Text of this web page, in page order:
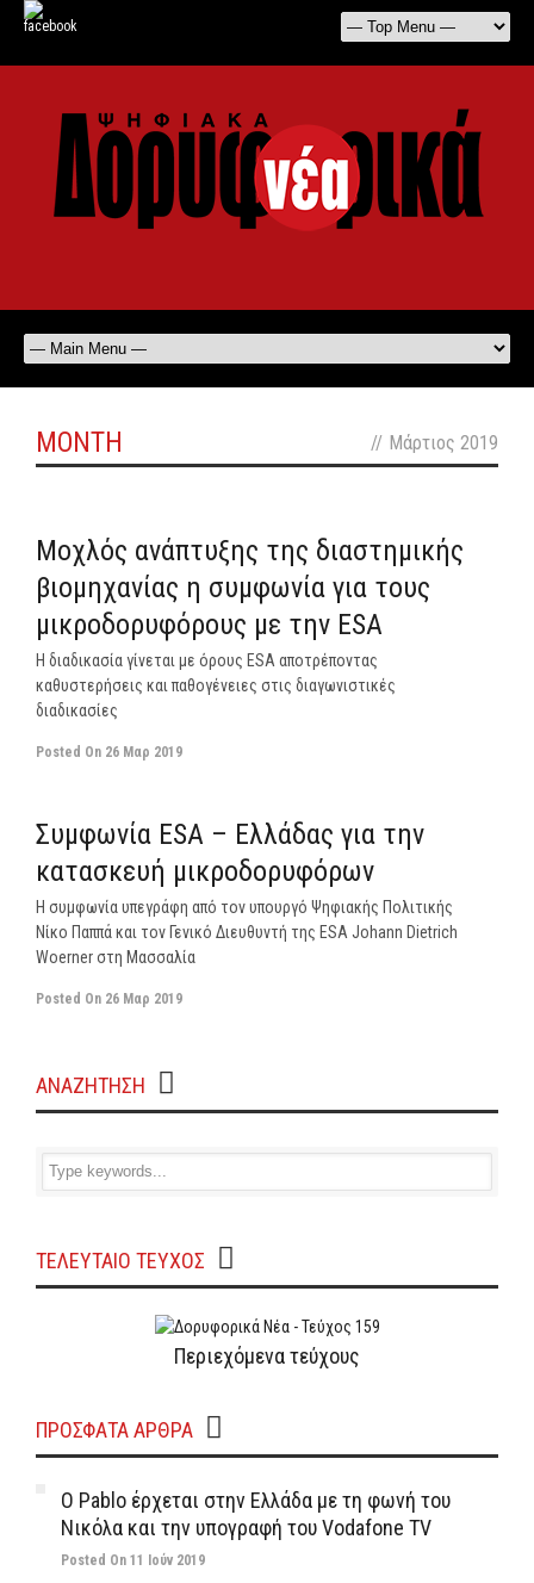
MONTH // Μάρτιος 2019
Μοχλός ανάπτυξης της διαστημικής
βιομηχανίας η συμφωνία για τους
μικροδορυφόρους με την ESA
Η διαδικασία γίνεται με όρους ESA αποτρέποντας
καθυστερήσεις και παθογένειες στις διαγωνιστικές
διαδικασίες
Posted On 26 Μαρ 2019
Συμφωνία ESA – Ελλάδας για την
κατασκευή μικροδορυφόρων
Η συμφωνία υπεγράφη από τον υπουργό Ψηφιακής Πολιτικής
Νίκο Παππά και τον Γενικό Διευθυντή της ESA Johann Dietrich
Woerner στη Μασσαλία
Posted On 26 Μαρ 2019
ΑΝΑΖΗΤΗΣΗ
ΤΕΛΕΥΤΑΙΟ ΤΕΥΧΟΣ
Περιεχόμενα τεύχους
ΠΡΌΣΦΑΤΑ ΆΡΘΡΑ
Ο Pablo έρχεται στην Ελλάδα με τη φωνή του
Νικόλα και την υπογραφή του Vodafone TV
Posted On 11 Ιούν 2019